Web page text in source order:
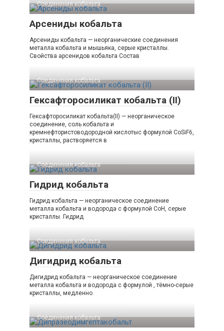
Соединения кобальта
Арсениды кобальта
Арсениды кобальта — неорганические соединения
металла кобальта и мышьяка, серые кристаллы.
Свойства арсенидов кобальта Состав
Соединения кобальта
Гексафторосиликат кобальта (II)
Гексафторосиликат кобальта(II) — неорганическое
соединение, соль кобальта и
кремнефтористоводородной кислотыс формулой CoSiF6,
кристаллы, растворяется в
Соединения кобальта
Гидрид кобальта
Гидрид кобальта — неорганическое соединение
металла кобальта и водорода с формулой CoH, серые
кристаллы. Гидрид
Соединения кобальта
Дигидрид кобальта
Дигидрид кобальта — неорганическое соединение
металла кобальта и водорода с формулой , тёмно-серые
кристаллы, медленно
Соединения кобальта